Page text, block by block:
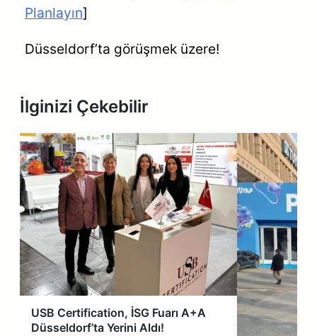
Planlayın]
Düsseldorf’ta görüşmek üzere!
İlginizi Çekebilir
USB Certification, İSG Fuarı A+A
Düsseldorf’ta Yerini Aldı!